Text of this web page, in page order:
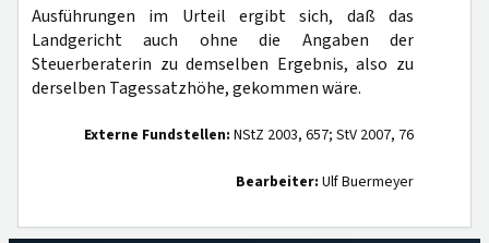
Ausführungen im Urteil ergibt sich, daß das
Landgericht auch ohne die Angaben der
Steuerberaterin zu demselben Ergebnis, also zu
derselben Tagessatzhöhe, gekommen wäre.
Externe Fundstellen: NStZ 2003, 657; StV 2007, 76
Bearbeiter: Ulf Buermeyer